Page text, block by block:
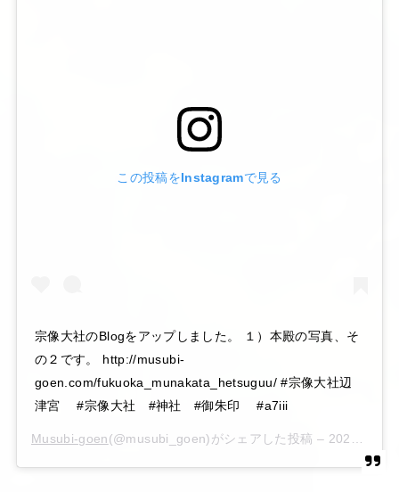
この投稿をInstagramで見る
宗像大社のBlogをアップしました。 １）本殿の写真、そ
の２です。 http://musubi-
goen.com/fukuoka_munakata_hetsuguu/ #宗像大社辺
津宮 #宗像大社 #神社 #御朱印 #a7iii
Musubi-goen(@musubi_goen)がシェアした投稿 – 2020年 6月月6日午後10時15分PDT